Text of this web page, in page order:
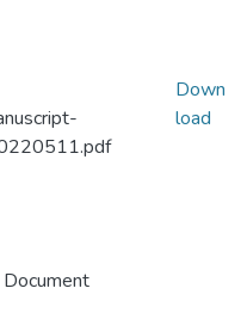
Down
load